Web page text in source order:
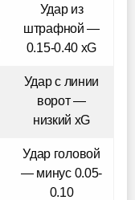
Удар из
штрафной —
0.15-0.40 xG
Удар с линии
ворот —
низкий xG
Удар головой
— минус 0.05-
0.10